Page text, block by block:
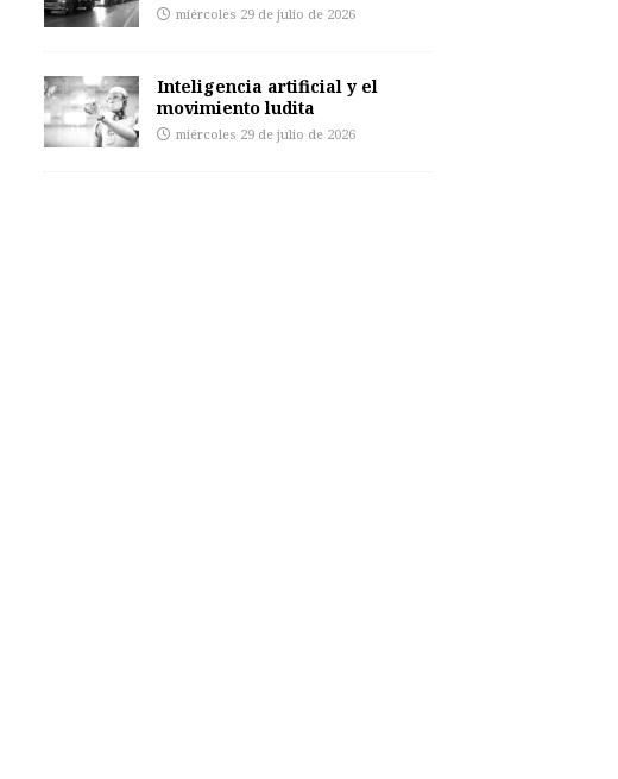
miércoles 29 de julio de 2026
Inteligencia artificial y el
movimiento ludita
miércoles 29 de julio de 2026